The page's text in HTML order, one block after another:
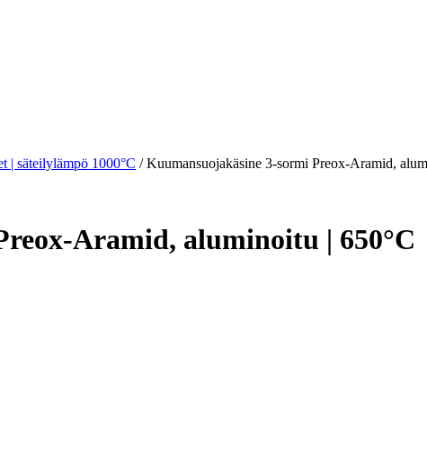
| säteilylämpö 1000°C /Kuumansuojakäsine 3-sormi Preox-Aramid,
Aramid, aluminoitu | 650°C